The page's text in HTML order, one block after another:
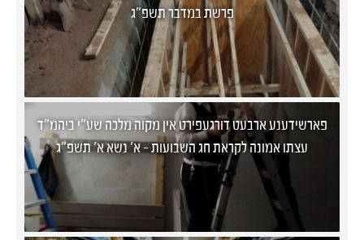
פרשת במדבר תשפ"ג
פארשידענע ארבעט דורגעפירט אין מקוה מלכה שע"י ביהמ"ד
עצתו אמונה לקראת חג השבועות - א' נשא א' תשפ"ג